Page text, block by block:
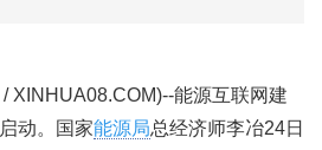
XINHUA08.COM)--能源互联网建
动。国家能源局总经济师李冶24日